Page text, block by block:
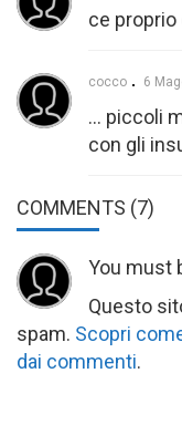
ce
cocco 6
… piccoli
con gli
COMMENTS (7)
You must
Questo
spam. Scopri
dai commenti.